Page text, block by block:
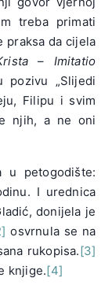
treba primati
praksa da cijela
– Imitatio
pozivu „Slijedi
Filipu i svim
njih, a ne oni
u petogodište:
I urednica
donijela je
osvrnula se na
rukopisa.[3]
knjige.[4]